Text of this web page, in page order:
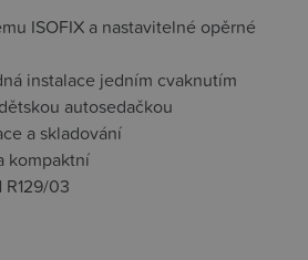
ISOFIX a nastavitelné opěrné
instalace jedním cvaknutím
autosedačkou
a skladování
kompaktní
R129/03